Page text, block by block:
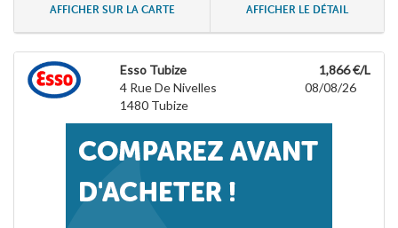
AFFICHER SUR LA CARTE AFFICHER LE DÉTAIL
Esso Tubize
4 Rue De Nivelles
1480 Tubize
1,866 €/L
08/08/26